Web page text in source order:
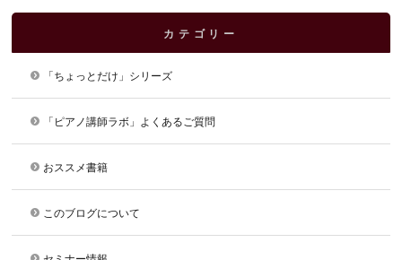
カテゴリー
「ちょっとだけ」シリーズ
「ピアノ講師ラボ」よくあるご質問
おススメ書籍
このブログについて